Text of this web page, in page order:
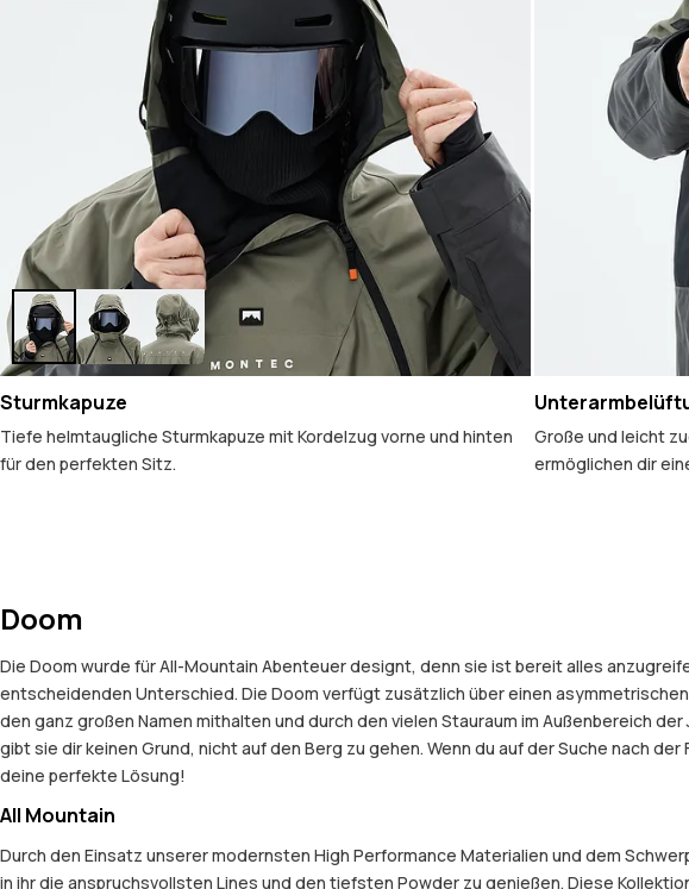
Sturmkapuze
Tiefe helmtaugliche Sturmkapuze mit Kordelzug vorne und hinten
für den perfekten Sitz.
Große und leicht
ermöglichen dir
Doom
Die Doom wurde für All-Mountain Abenteuer designt, denn sie ist bereit alles
entscheidenden Unterschied. Die Doom verfügt zusätzlich über einen
den ganz großen Namen mithalten und durch den vielen Stauraum im Außenbereich
gibt sie dir keinen Grund, nicht auf den Berg zu gehen. Wenn du auf der Suche nach
deine perfekte Lösung!
All Mountain
Durch den Einsatz unserer modernsten High Performance Materialien und dem
in ihr die anspruchsvollsten Lines und den tiefsten Powder zu genießen. Diese